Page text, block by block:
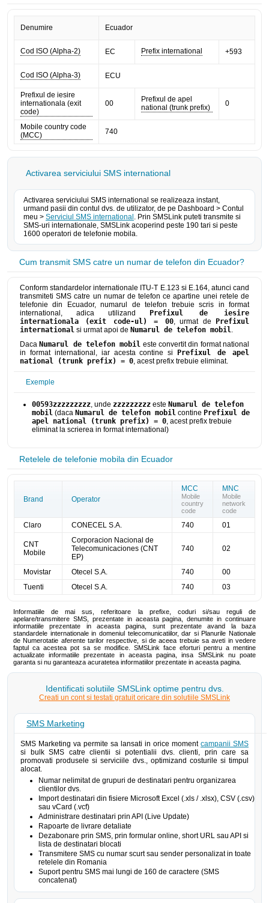
Denumire Ecuador
Cod ISO (Alpha-2) EC Prefix international +593
Cod ISO (Alpha-3) ECU
Prefixul de iesire
internationala (exit
code)
00
Prefixul de apel
national (trunk prefix)
0
Mobile country code
(MCC)
740
Activarea serviciului SMS international
Activarea serviciului SMS international se realizeaza instant,
urmand pasii din contul dvs. de utilizator, de pe Dashboard > Contul
meu > Serviciul SMS international . Prin SMSLink puteti transmite si
SMS-uri internationale, SMSLink acoperind peste 190 tari si peste
1600 operatori de telefonie mobila.
Cum transmit SMS catre un numar de telefon din Ecuador?
Conform standardelor internationale ITU-T E.123 si E.164, atunci cand
transmiteti SMS catre un numar de telefon ce apartine unei retele de
telefonie din Ecuador, numarul de telefon trebuie scris in format
international, adica utilizand
Prefixul de iesire
internationala (exit code-ul) = 00, urmat de
Prefixul
international si urmat apoi de Numarul de telefon mobil.
Daca Numarul de telefon mobil este convertit din format national
in format international, iar acesta contine si
Prefixul de apel
national (trunk prefix) = 0, acest prefix trebuie eliminat.
Exemple
00593zzzzzzzzz, unde zzzzzzzzz este Numarul de telefon
mobil (daca Numarul de telefon mobil contine Prefixul de
apel national (trunk prefix) = 0, acest prefix trebuie
eliminat la scrierea in format international)
Retelele de telefonie mobila din Ecuador
Brand Operator
MCC
Mobile
country
code
MNC
Mobile
network
code
Claro CONECEL S.A. 740 01
CNT
Mobile
Corporacion Nacional de
Telecomunicaciones (CNT
EP)
740 02
Movistar Otecel S.A. 740
00
Tuenti
Otecel S.A. 740 03
Informatiile de mai sus, referitoare la prefixe, coduri si/sau reguli de
apelare/transmitere SMS, prezentate in aceasta pagina, denumite in continuare
informatiile prezentate in aceasta pagina, sunt prezentate avand la baza
standardele internationale in domeniul telecomunicatiilor, dar si Planurile Nationale
de Numerotatie aferente tarilor respective, si de aceea trebuie sa aveti in vedere
faptul ca acestea pot sa se modifice. SMSLink face eforturi pentru a mentine
actualizate informatiile prezentate in aceasta pagina, insa SMSLink nu poate
garanta si nu garanteaza acuratetea informatiilor prezentate in aceasta pagina.
Identificati solutiile SMSLink optime pentru dvs.
Creati un cont si testati gratuit oricare din solutiile SMSLink
SMS Marketing
SMS Marketing va permite sa lansati in orice moment campanii SMS
si bulk SMS catre clientii si potentialii dvs. clienti, prin care sa
promovati produsele si serviciile dvs., optimizand costurile si timpul
alocat.
Numar nelimitat de grupuri de destinatari pentru organizarea
clientilor dvs.
Import destinatari din fisiere Microsoft Excel (.xls / .xlsx), CSV (.csv)
sau vCard (.vcf)
Administrare destinatari prin API (Live Update)
Rapoarte de livrare detaliate
Dezabonare prin SMS, prin formular online, short URL sau API si
lista de destinatari blocati
Transmitere SMS cu numar scurt sau sender personalizat in toate
retelele din Romania
Suport pentru SMS mai lungi de 160 de caractere (SMS
concatenat)